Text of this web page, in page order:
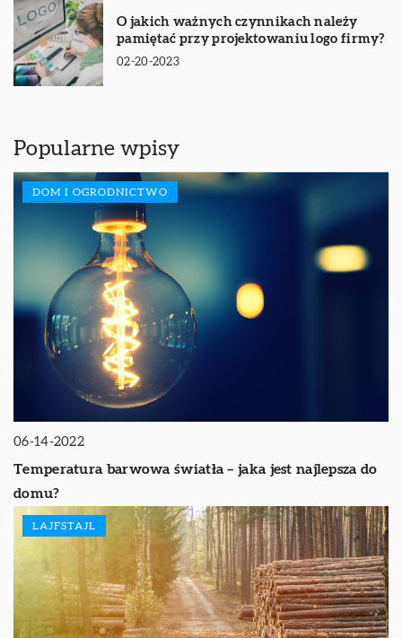
O jakich ważnych czynnikach należy
pamiętać przy projektowaniu logo firmy?
02-20-2023
Popularne wpisy
DOM I OGRODNICTWO
06-14-2022
Temperatura barwowa światła – jaka jest najlepsza do
domu?
LAJFSTAJL